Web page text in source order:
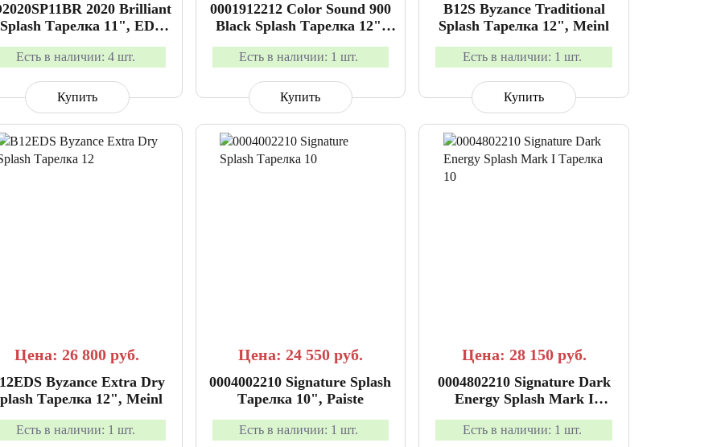
2020 Brilliant
Splash Тарелка 11", ED
Cymbals
Есть в наличии: 4 шт.
Купить
0001912212 Color Sound 900
Black Splash Тарелка 12",
Paiste
Есть в наличии: 1 шт.
Купить
B12S Byzance Traditional
Splash Тарелка 12", Meinl
Есть в наличии: 1 шт.
Купить
Цена: 26 800 руб.
Byzance Extra Dry
Тарелка 12", Meinl
Есть в наличии: 1 шт.
Цена: 24 550 руб.
0004002210 Signature Splash
Тарелка 10", Paiste
Есть в наличии: 1 шт.
Цена: 28 150 руб.
0004802210 Signature Dark
Energy Splash Mark I
Тарелка 10", Paiste
Есть в наличии: 1 шт.